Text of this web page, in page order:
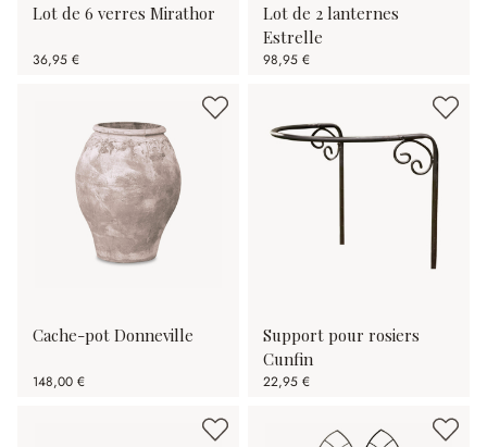
Lot de 6 verres Mirathor
36,95 €
Lot de 2 lanternes
Estrelle
98,95 €
Cache-pot Donneville
148,00 €
Support pour rosiers
Cunfin
22,95 €